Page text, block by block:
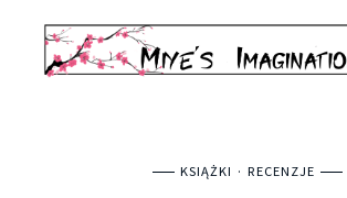
KSIĄŻKI RECENZJE